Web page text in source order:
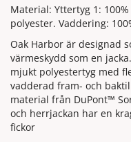
Material: Yttertyg 1:
polyester. Vaddering:
Oak Harbor är designad
värmeskydd som en
mjukt polyestertyg med
vadderad fram- och
material från DuPont™
och herrjackan har en
fickor